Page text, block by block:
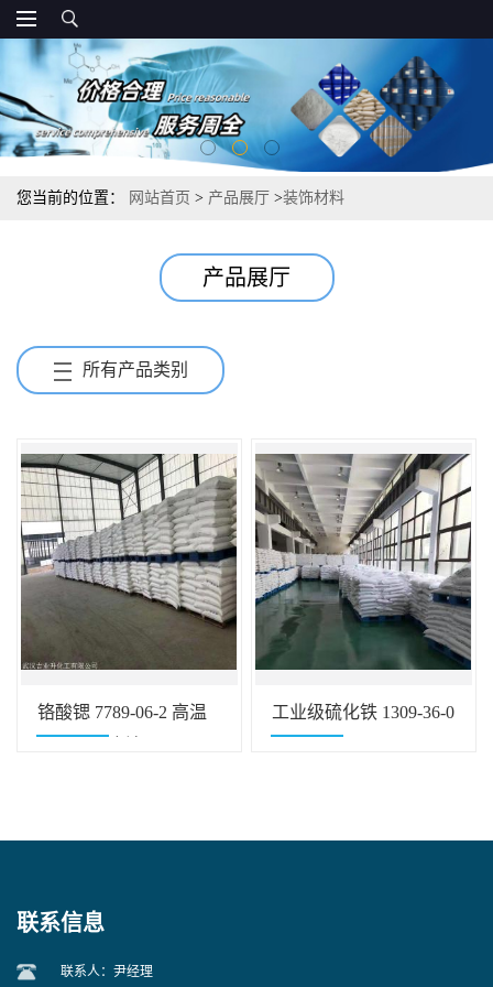
您当前的位置： 网站首页 > 产品展厅 >装饰材料
产品展厅
所有产品类别
铬酸锶 7789-06-2 高温
工业级硫化铁 1309-36-0
联系信息
联系人：尹经理